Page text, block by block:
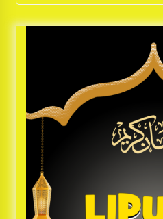
“Bapak Kapolres
Malaikat”